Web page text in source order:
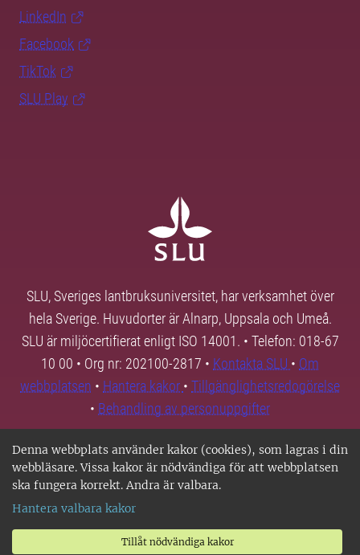
Denna webbplats använder kakor (cookies), som lagras i din
webbläsare. Vissa kakor är nödvändiga för att webbplatsen
ska fungera korrekt. Andra är valbara.
Hantera valbara kakor
Tillåt nödvändiga kakor
LinkedIn
Facebook
TikTok
SLU Play
SLU, Sveriges lantbruksuniversitet, har verksamhet över
hela Sverige. Huvudorter är Alnarp, Uppsala och Umeå.
SLU är miljöcertifierat enligt ISO 14001. • Telefon: 018-67
10 00 • Org nr: 202100-2817 • Kontakta SLU • Om
webbplatsen • Hantera kakor • Tillgänglighetsredogörelse
• Behandling av personuppgifter